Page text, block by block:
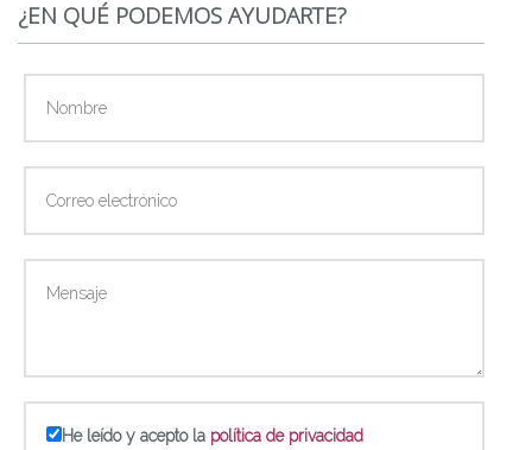
¿EN QUÉ PODEMOS AYUDARTE?
He leído y acepto la política de privacidad